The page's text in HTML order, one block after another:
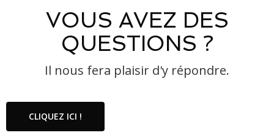
VOUS AVEZ DES
QUESTIONS ?
Il nous fera plaisir d'y répondre.
CLIQUEZ ICI !